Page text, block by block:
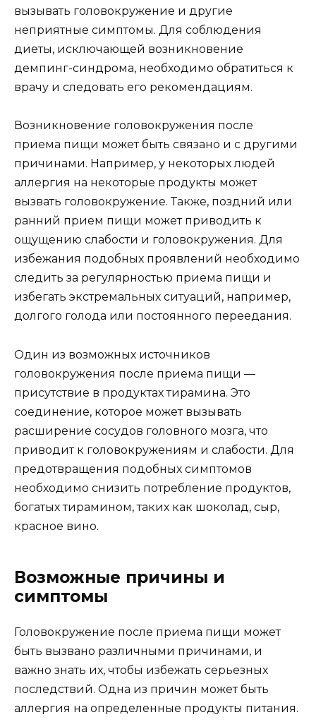
вызывать головокружение и другие
неприятные симптомы. Для соблюдения
диеты, исключающей возникновение
демпинг-синдрома, необходимо обратиться к
врачу и следовать его рекомендациям.
Возникновение головокружения после
приема пищи может быть связано и с другими
причинами. Например, у некоторых людей
аллергия на некоторые продукты может
вызвать головокружение. Также, поздний или
ранний прием пищи может приводить к
ощущению слабости и головокружения. Для
избежания подобных проявлений необходимо
следить за регулярностью приема пищи и
избегать экстремальных ситуаций, например,
долгого голода или постоянного переедания.
Один из возможных источников
головокружения после приема пищи —
присутствие в продуктах тирамина. Это
соединение, которое может вызывать
расширение сосудов головного мозга, что
приводит к головокружениям и слабости. Для
предотвращения подобных симптомов
необходимо снизить потребление продуктов,
богатых тирамином, таких как шоколад, сыр,
красное вино.
Возможные причины и
симптомы
Головокружение после приема пищи может
быть вызвано различными причинами, и
важно знать их, чтобы избежать серьезных
последствий. Одна из причин может быть
аллергия на определенные продукты питания.